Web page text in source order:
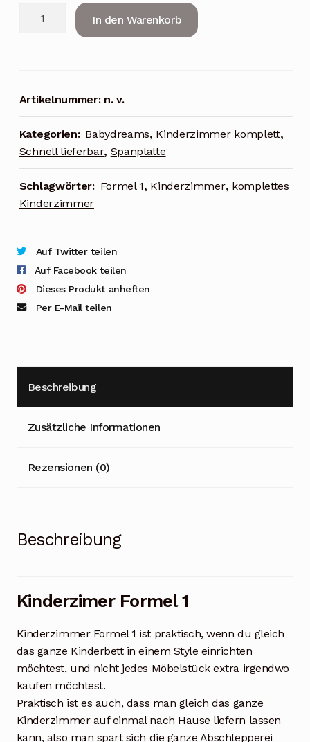
Kinderzimmer
In den Warenkorb
Artikelnummer: n. v.
Kategorien: Babydreams, Kinderzimmer komplett,
Schnell lieferbar, Spanplatte
Schlagwörter: Formel 1, Kinderzimmer, komplettes
Kinderzimmer
Auf Twitter teilen
Auf Facebook teilen
Dieses Produkt anheften
Per E-Mail teilen
Beschreibung
Zusätzliche Informationen
Rezensionen (0)
Beschreibung
Kinderzimer Formel 1
Kinderzimmer Formel 1 ist praktisch, wenn du gleich
das ganze Kinderbett in einem Style einrichten
möchtest, und nicht jedes Möbelstück extra irgendwo
kaufen möchtest.
Praktisch ist es auch, dass man gleich das ganze
Kinderzimmer auf einmal nach Hause liefern lassen
kann, also man spart sich die ganze Abschlepperei